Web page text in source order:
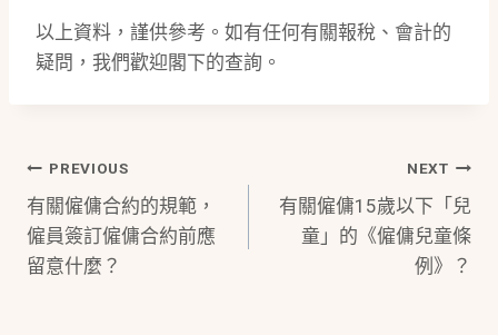
以上資料，謹供參考。如有任何有關報稅、會計的
疑問，我們歡迎閣下的查詢。
Post
Navigation
PREVIOUS
有關僱傭合約的規範，
僱員簽訂僱傭合約前應
留意什麼？
NEXT
有關僱傭15歲以下「兒
童」的《僱傭兒童條
例》？